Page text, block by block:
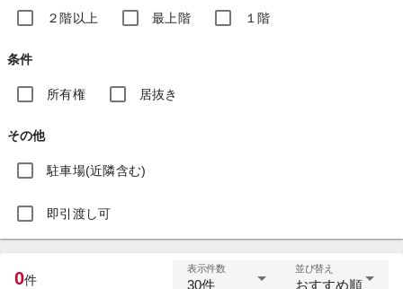
２階以上 最上階 １階
条件
所有権 居抜き
その他
駐車場(近隣含む)
即引渡し可
0件
表示件数
30件
並び替え
おすすめ順